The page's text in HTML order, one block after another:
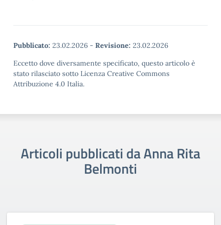
Pubblicato: 23.02.2026 - Revisione: 23.02.2026
Eccetto dove diversamente specificato, questo articolo è
stato rilasciato sotto Licenza Creative Commons
Attribuzione 4.0 Italia.
Articoli pubblicati da Anna Rita
Belmonti